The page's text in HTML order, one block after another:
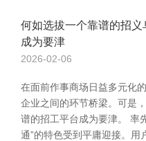
何如选拔一个靠谱的招
成为要津
2026-02-06
在面前作事商场日益多元化
企业之间的环节桥梁。可是
谱的招工平台成为要津。 率
通”的特色受到平庸迎接。用